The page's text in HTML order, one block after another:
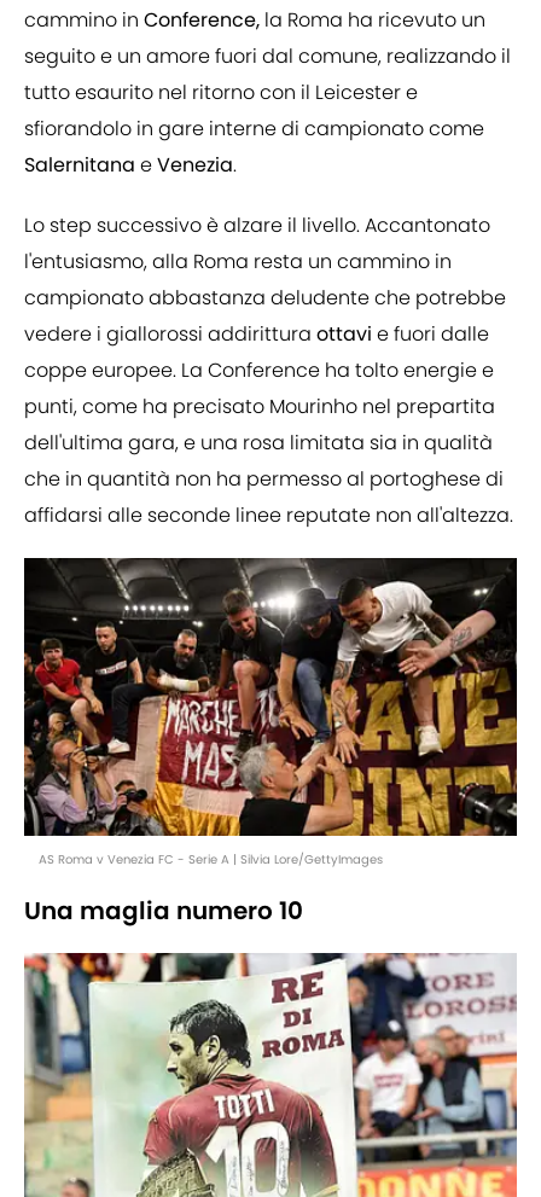
cammino in Conference, la Roma ha ricevuto un
seguito e un amore fuori dal comune, realizzando il
tutto esaurito nel ritorno con il Leicester e
sfiorandolo in gare interne di campionato come
Salernitana eVenezia.
Lo step successivo è alzare il livello. Accantonato
l'entusiasmo, alla Roma resta un cammino in
campionato abbastanza deludente che potrebbe
vedere i giallorossi addirittura ottavi e fuori dalle
coppe europee. La Conference ha tolto energie e
punti, come ha precisato Mourinho nel prepartita
dell'ultima gara, e una rosa limitata sia in qualità
che in quantità non ha permesso al portoghese di
affidarsi alle seconde linee reputate non all'altezza.
AS Roma v Venezia FC - Serie A | Silvia Lore/GettyImages
Una maglia numero 10